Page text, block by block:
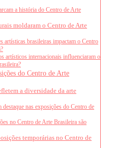
a história do Centro de Arte
moldaram o Centro de Arte
artísticas brasileiras impactam o Centro
artísticos internacionais influenciaram o
do Centro de Arte
a diversidade da arte
destaque nas exposições do Centro de
no Centro de Arte Brasileira são
temporárias no Centro de